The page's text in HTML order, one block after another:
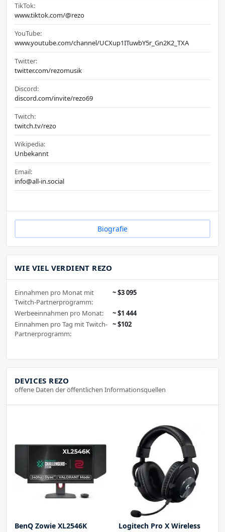
TikTok:
www.tiktok.com/@rezo
YouTube:
www.youtube.com/channel/UCXup1ITuwbY5r_Gn2K2_TXA
Twitter:
twitter.com/rezomusik
Discord:
discord.com/invite/rezo69
Twitch:
twitch.tv/rezo
Wikipedia:
Unbekannt
Email:
info@all-in.social
Biografie
WIE VIEL VERDIENT REZO
Einnahmen pro Monat mit
Twitch-Partnerprogramm:
~ $3 095
Werbeeinnahmen pro Monat:
~ $1 444
Einnahmen pro Tag mit Twitch-
Partnerprogramm:
~ $102
DEVICES REZO
offene Daten der öffentlichen Informationsquellen
BenQ Zowie XL2546K
Logitech Pro X Wireless